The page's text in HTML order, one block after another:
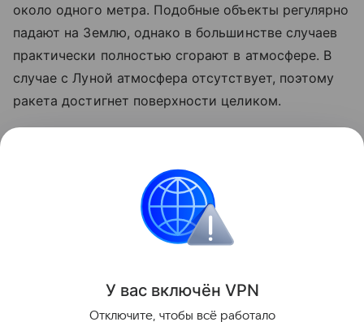
около одного метра. Подобные объекты регулярно
падают на Землю, однако в большинстве случаев
практически полностью сгорают в атмосфере. В
случае с Луной атмосфера отсутствует, поэтому
ракета достигнет поверхности целиком.
об атмосфере древней Земли.
Луна российские ученые
Поделиться
У вас включён VPN
Отключите, чтобы всё работало